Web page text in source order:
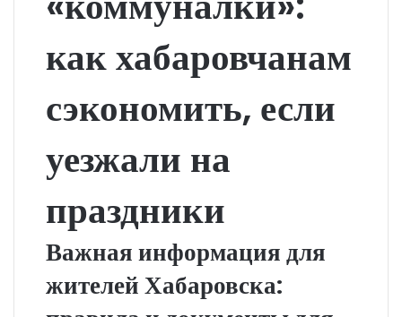
как хабаровчанам
сэкономить, если
уезжали на
праздники
Важная информация для
жителей Хабаровска: